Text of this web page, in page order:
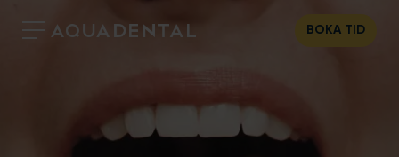
BOKA TID